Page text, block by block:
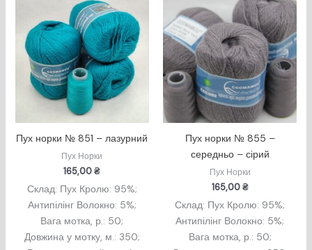
Пух норки № 851 – лазурний
Пух Норки
165,00₴
Склад: Пух Кролю: 95%;
Антипілінг Волокно: 5%;
Вага мотка, р.: 50;
Довжина у мотку, м.: 350;
Пух норки № 855 –
середньо – сірий
Пух Норки
165,00₴
Склад: Пух Кролю: 95%;
Антипілінг Волокно: 5%;
Вага мотка, р.: 50;